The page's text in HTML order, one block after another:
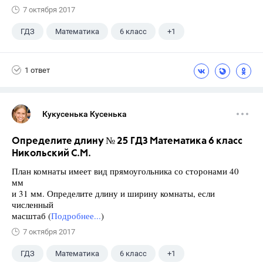
7 октября 2017
ГДЗ Математика 6 класс +1
1 ответ
Кукусенька Кусенька
Определите длину № 25 ГДЗ Математика 6 класс
Никольский С.М.
План комнаты имеет вид прямоугольника со сторонами 40
мм
и 31 мм. Определите длину и ширину комнаты, если
численный
масштаб (Подробнее...)
7 октября 2017
ГДЗ Математика 6 класс +1